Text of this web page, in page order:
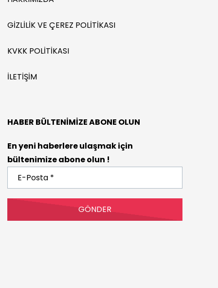
GIZLILIK VE ÇEREZ POLITIKASI
KVKK POLITIKASI
İLETIŞIM
HABER BÜLTENIMIZE ABONE OLUN
En yeni haberlere ulaşmak için
bültenimize abone olun !
Posta
*